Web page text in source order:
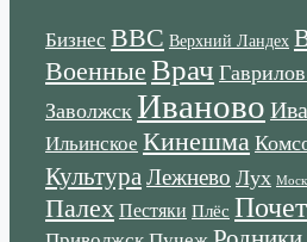
Бизнес ВВС Верхний Ландех
Военные Врач
Заволжск Иваново
Ильинское Кинешма
Культура Лежнево Лух
Палех Пестяки Плёс